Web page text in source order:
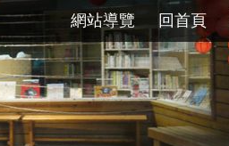
網站導覽 回首頁